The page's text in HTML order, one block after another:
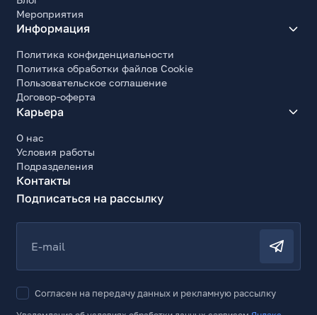
Мероприятия
Информация
Политика конфиденциальности
Политика обработки файлов Cookie
Пользовательское соглашение
Договор-оферта
Карьера
О нас
Условия работы
Подразделения
Контакты
Подписаться на рассылку
E-mail
Согласен на передачу данных и рекламную рассылку